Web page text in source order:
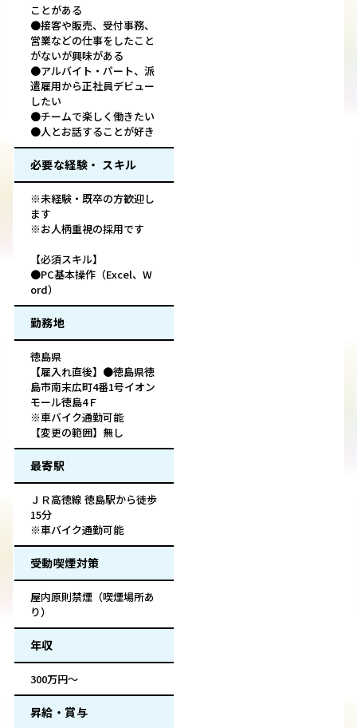
ことがある
●接客や販売、受付事務、
営業などの仕事をしたこと
がないが興味がある
●アルバイト・パート、派
遣雇用から正社員デビュー
したい
●チームで楽しく働きたい
●人とお話することが好き
必要な経験・ スキル
※未経験・既卒の方歓迎し
ます
※お人柄重視の採用です
【必須スキル】
●PC基本操作（Excel、W
ord）
勤務地
徳島県
【雇入れ直後】●徳島県徳
島市南末広町4番1号イオン
モール徳島4Ｆ
※車バイク通勤可能
【変更の範囲】無し
最寄駅
ＪＲ高徳線 徳島駅から徒歩
15分
※車バイク通勤可能
受動喫煙対策
屋内原則禁煙（喫煙場所あ
り）
年収
300万円～
昇給・賞与